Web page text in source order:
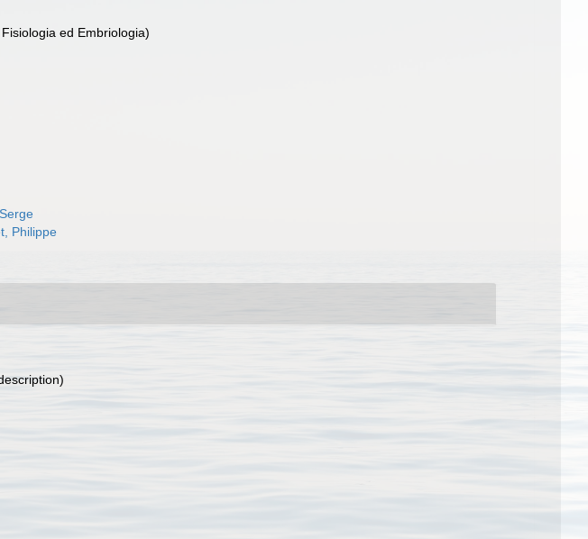
ed Embriologia)
Philippe